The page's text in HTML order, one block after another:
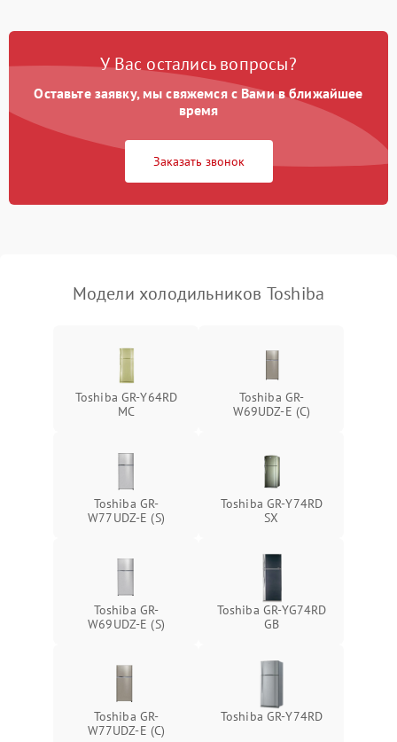
Образование конденсата
1800 ₽ Подробнее →
Сбой в работе инвертора
работе
2000 ₽ Подробнее →
У Вас остались вопросы?
Оставьте заявку, мы свяжемся с Вами в ближайшее
время
Заказать звонок
Модели холодильников Toshiba
Toshiba GR-Y64RD
MC
Toshiba GR-
W69UDZ-E (C)
Toshiba GR-
W77UDZ-E (S)
Toshiba GR-Y74RD
SX
Toshiba GR-
W69UDZ-E (S)
Toshiba GR-YG74RD
GB
Toshiba GR-
W77UDZ-E (C)
Toshiba GR-Y74RD